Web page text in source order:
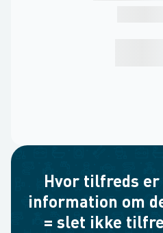
Hvor tilfreds er
information om
= slet ikke